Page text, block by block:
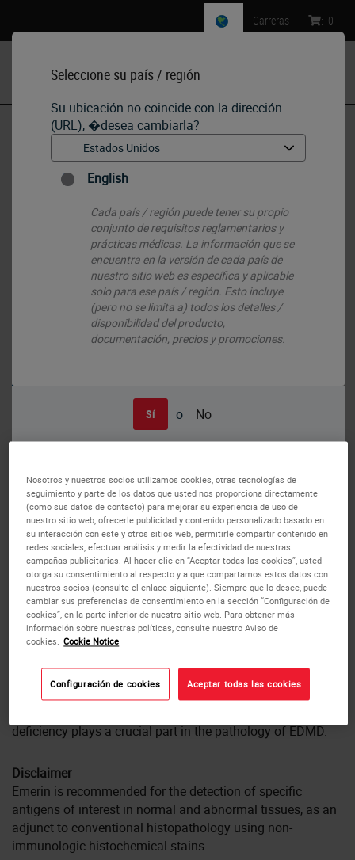
Seleccione su país / región
Su ubicación no coincide con la dirección
(URL), �desea cambiarla?
English
Cada país / región puede tener su propio
conjunto de requisitos reglamentarios y
prácticas médicas. La información que se
encuentra en la versión de cada país de
nuestro sitio web es específica y aplicable
solo para ese país / región. Esto incluye
(pero no se limita a) todos los detalles /
disponibilidad del producto,
documentación, precios y promociones.
Sí o No
Carreras : 0
IHC & ISH • IHC Primary Antibodies
Human skeletal muscle: immunohistochemical staining for Emerin. Note
perinuclear staining of all cell nuclei. Emerin: clone 4G5
Emerin
Antigen Background
Emery-Dreifuss muscular dystrophy (EDMD) is a late onset,
X-linked, recessive disorder characterized by slowly
progressing contractures, wasting of skeletal muscle and
cardiomyopathy usually presented as heart block.
Contractures are seen in the elbows, Achilles tendons and
post cervical muscles with humero-peroneal distribution
early in the course of the disease. The STA gene, at Xq28
ubiquitous in tissues and is found in highest concentration
in skeletal and cardiac muscle. Emerin is localized in the
deficiency plays a crucial part in the pathology of EDMD.
Disclaimer
Emerin is recommended for the detection of specific
antigens of interest in normal and abnormal tissues, as an
adjunct to conventional histopathology using non-
immunologic histochemical stains.
Nosotros y nuestros socios utilizamos cookies, otras tecnologías de
seguimiento y parte de los datos que usted nos proporciona directamente
(como sus datos de contacto) para mejorar su experiencia de uso de
nuestro sitio web, ofrecerle publicidad y contenido personalizado basado en
su interacción con este y otros sitios web, permitirle compartir contenido en
redes sociales, efectuar análisis y medir la efectividad de nuestras
campañas publicitarias. Al hacer clic en “Aceptar todas las cookies”, usted
otorga su consentimiento al respecto y a que compartamos estos datos con
nuestros socios (consulte el enlace siguiente). Siempre que lo desee, puede
cambiar sus preferencias de consentimiento en la sección “Configuración de
cookies”, en la parte inferior de nuestro sitio web. Para obtener más
información sobre nuestras políticas, consulte nuestro Aviso de
cookies. Cookie Notice
Configuración de cookies Aceptar todas las cookies